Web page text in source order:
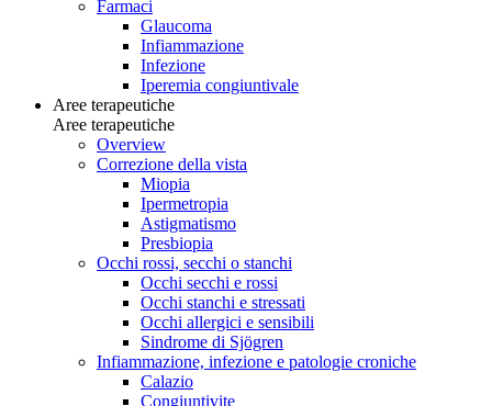
Farmaci
Glaucoma
Infiammazione
Infezione
Iperemia congiuntivale
Aree terapeutiche
Aree terapeutiche
Overview
Correzione della vista
Miopia
Ipermetropia
Astigmatismo
Presbiopia
Occhi rossi, secchi o stanchi
Occhi secchi e rossi
Occhi stanchi e stressati
Occhi allergici e sensibili
Sindrome di Sjögren
Infiammazione, infezione e patologie croniche
Calazio
Congiuntivite